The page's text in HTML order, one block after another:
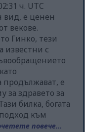
ч. UTC
вид, е ценен
векове.
Гинко, тези
известни с
продължават, е
за здравето за
билка, богата
към
повече...